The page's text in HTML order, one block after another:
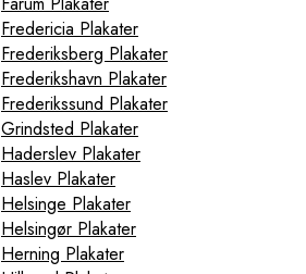
Fredericia Plakater
Frederiksberg Plakater
Frederikshavn Plakater
Frederikssund Plakater
Grindsted Plakater
Haderslev Plakater
Haslev Plakater
Helsinge Plakater
Helsingør Plakater
Herning Plakater